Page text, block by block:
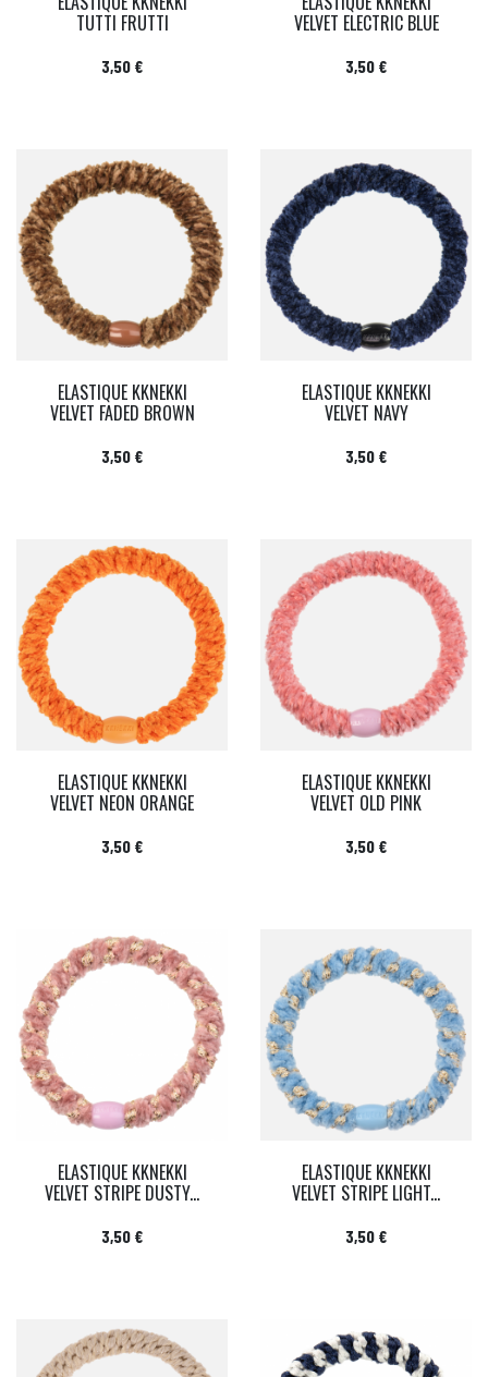
TUTTI FRUTTI
Prix
3,50 €
VELVET ELECTRIC BLUE
Prix
3,50 €
ELASTIQUE KKNEKKI
VELVET FADED BROWN
Prix
3,50 €
ELASTIQUE KKNEKKI
VELVET NAVY
Prix
3,50 €
ELASTIQUE KKNEKKI
VELVET NEON ORANGE
Prix
3,50 €
ELASTIQUE KKNEKKI
VELVET OLD PINK
Prix
3,50 €
ELASTIQUE KKNEKKI
VELVET STRIPE DUSTY...
Prix
3,50 €
ELASTIQUE KKNEKKI
VELVET STRIPE LIGHT...
Prix
3,50 €